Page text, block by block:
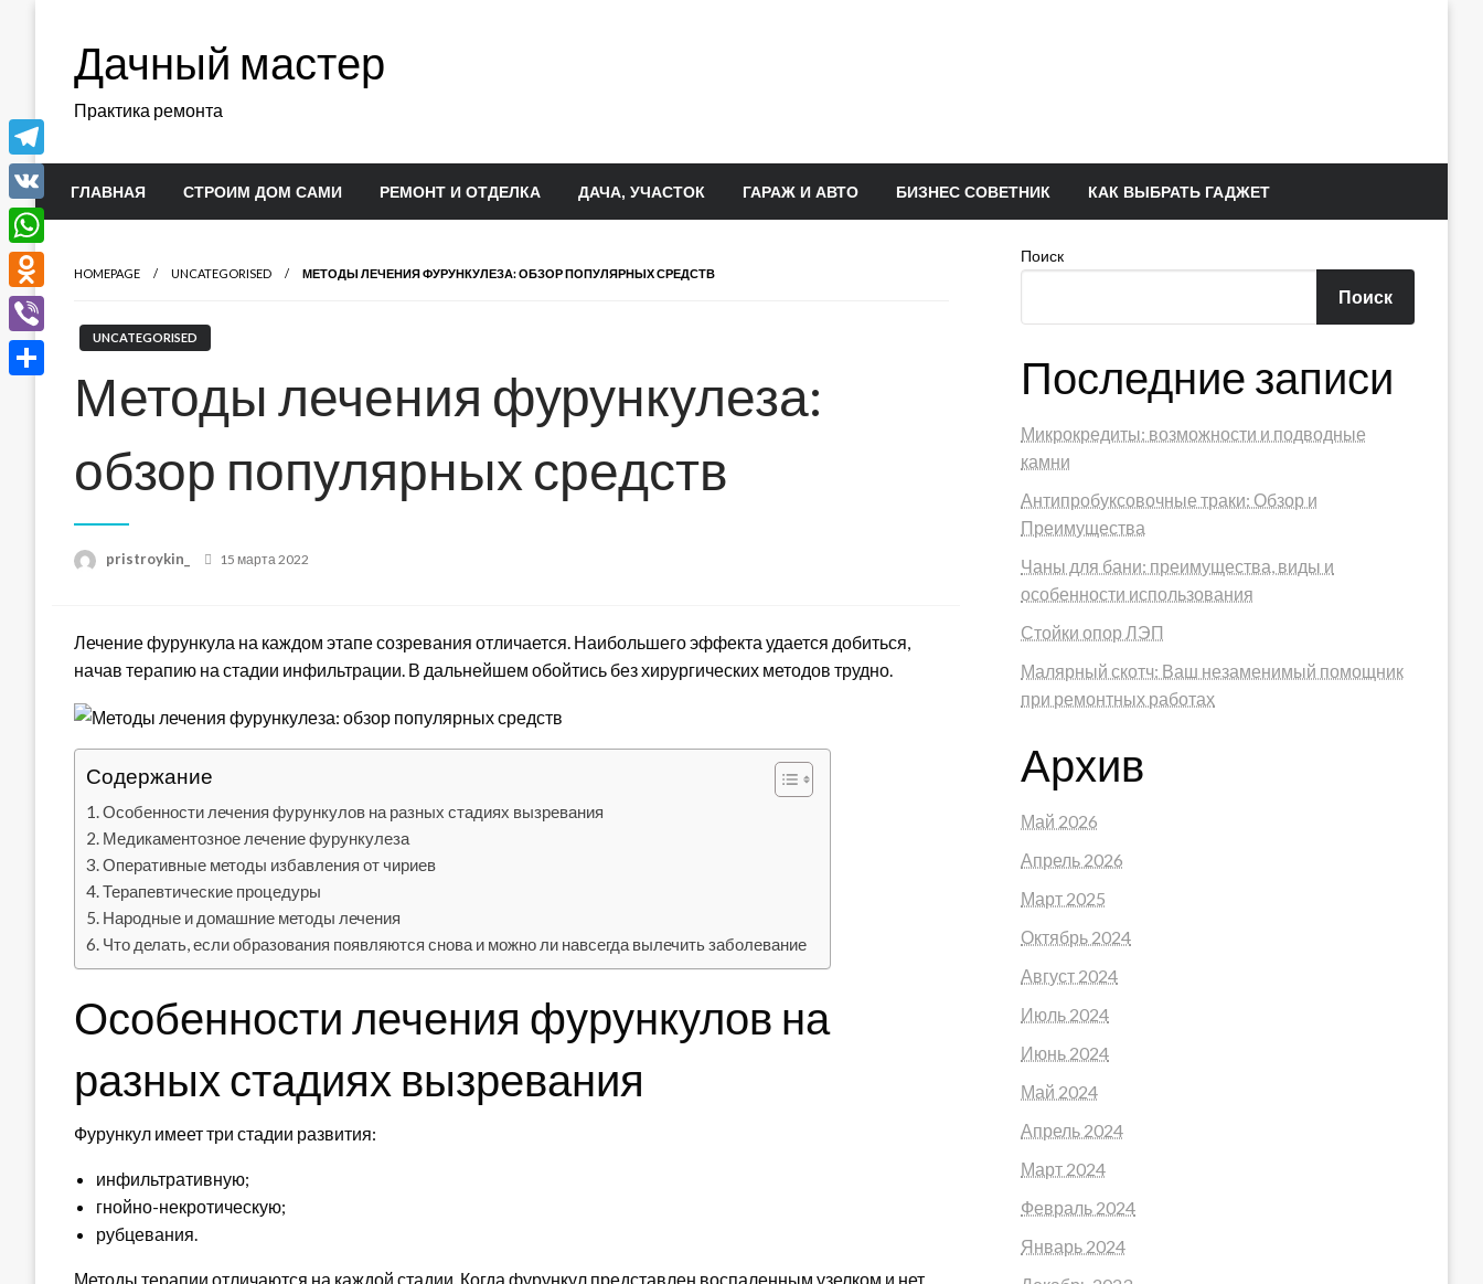
содержимомуДачный мастер
Практика ремонта
ГЛАВНАЯ СТРОИМ ДОМ САМИ РЕМОНТ И ОТДЕЛКА ДАЧА, УЧАСТОК ГАРАЖ И АВТО БИЗНЕС СОВЕТНИК КАК ВЫБРАТЬ ГАДЖЕТ
HOMEPAGE UNCATEGORISED МЕТОДЫ ЛЕЧЕНИЯ ФУРУНКУЛЕЗА: ОБЗОР ПОПУЛЯРНЫХ СРЕДСТВ
UNCATEGORISED
Методы лечения фурункулеза:
обзор популярных средств
pristroykin_
Posted
15 марта 2022
Лечение фурункула на каждом этапе созревания отличается. Наибольшего эффекта удается добиться,
начав терапию на стадии инфильтрации. В дальнейшем обойтись без хирургических методов трудно.
Содержание
Особенности лечения фурункулов на разных стадиях вызревания
Медикаментозное лечение фурункулеза
Оперативные методы избавления от чириев
Терапевтические процедуры
Народные и домашние методы лечения
Что делать, если образования появляются снова и можно ли навсегда вылечить заболевание
Особенности лечения фурункулов на
разных стадиях вызревания
Фурункул имеет три стадии развития:
инфильтративную;
гнойно-некротическую;
рубцевания.
Методы терапии отличаются на каждой стадии. Когда фурункул представлен воспаленным узелком и нет
Поиск
Поиск
Последние записи
Микрокредиты: возможности и подводные
камни
Антипробуксовочные траки: Обзор и
Преимущества
Чаны для бани: преимущества, виды и
особенности использования
Стойки опор ЛЭП
Малярный скотч: Ваш незаменимый помощник
при ремонтных работах
Архив
Май 2026
Апрель 2026
Март 2025
Октябрь 2024
Август 2024
Июль 2024
Июнь 2024
Май 2024
Апрель 2024
Март 2024
Февраль 2024
Январь 2024
Telegram
VK
WhatsApp
Odnoklassniki
Viber
Отправить